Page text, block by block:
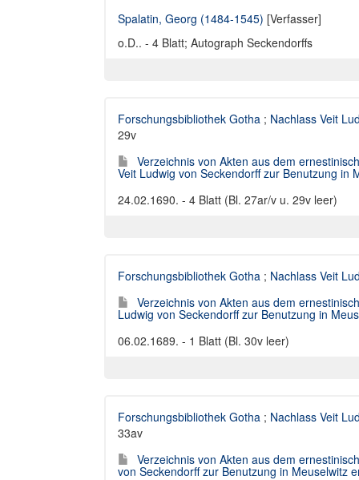
Spalatin, Georg (1484-1545) [Verfasser]
o.D.. - 4 Blatt; Autograph Seckendorffs
Forschungsbibliothek Gotha ; Nachlass Veit
29v
Verzeichnis von Akten aus dem
Veit Ludwig von Seckendorff zur Benutzung in
24.02.1690. - 4 Blatt (Bl. 27ar/v u. 29v leer)
Forschungsbibliothek Gotha ; Nachlass Veit
Verzeichnis von Akten aus dem
Ludwig von Seckendorff zur Benutzung in
06.02.1689. - 1 Blatt (Bl. 30v leer)
Forschungsbibliothek Gotha ; Nachlass Veit
33av
Verzeichnis von Akten aus dem
von Seckendorff zur Benutzung in Meuselwitz